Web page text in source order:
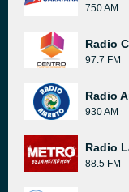
750 AM
Radio
97.7 FM
Radio
930 AM
Radio
88.5 FM